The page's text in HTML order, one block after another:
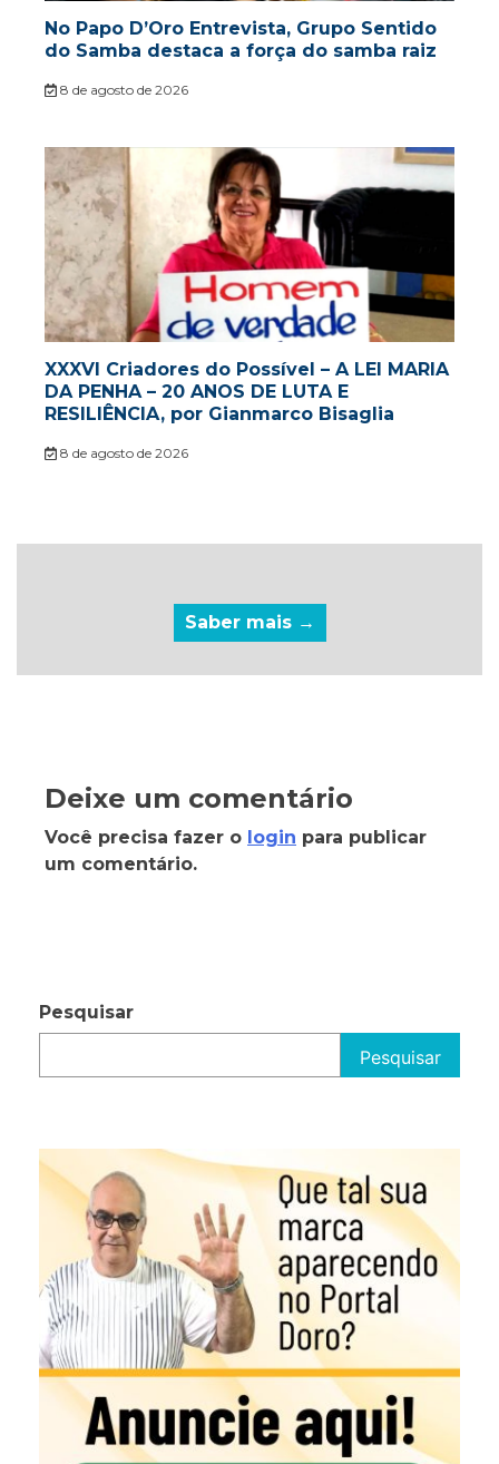
No Papo D’Oro Entrevista, Grupo Sentido
do Samba destaca a força do samba raiz
8 de agosto de 2026
XXXVI Criadores do Possível – A LEI MARIA
DA PENHA – 20 ANOS DE LUTA E
RESILIÊNCIA, por Gianmarco Bisaglia
8 de agosto de 2026
Saber mais →
Deixe um comentário
Você precisa fazer o login para publicar
um comentário.
Pesquisar
Pesquisar